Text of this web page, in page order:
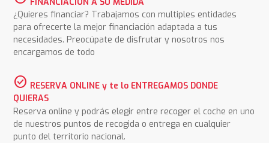
FINANCIACIÓN A SU MEDIDA
¿Quieres financiar? Trabajamos con multiples entidades
para ofrecerte la mejor financiación adaptada a tus
necesidades. Preocúpate de disfrutar y nosotros nos
encargamos de todo
check_circle RESERVA ONLINE y te lo ENTREGAMOS DONDE
QUIERAS
Reserva online y podrás elegir entre recoger el coche en uno
de nuestros puntos de recogida o entrega en cualquier
punto del territorio nacional.